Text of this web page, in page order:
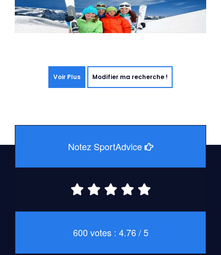
Voir Plus Modifier ma recherche !
Notez SportAdvice
600 votes : 4.76 / 5